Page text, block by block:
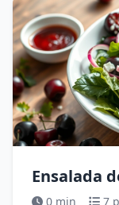
Ensalada
0 min
7